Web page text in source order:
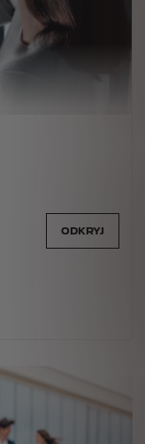
ODKRYJ